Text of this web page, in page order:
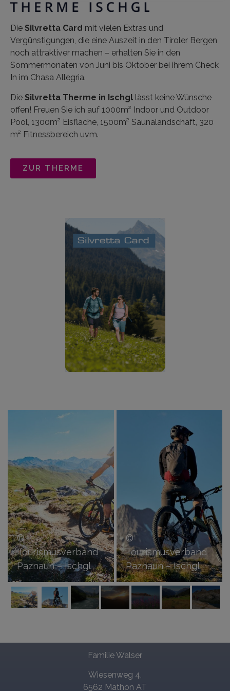
Die Silvretta Card mit vielen Extras und
Vergünstigungen, die eine Auszeit in den Tiroler Bergen
noch attraktiver machen – erhalten Sie in den
Sommermonaten von Juni bis Oktober bei ihrem Check
In im Chasa Allegria.
Die Silvretta Therme in Ischgl lässt keine Wünsche
offen! Freuen Sie ich auf 1000m² Indoor und Outdoor
Pool, 1300m² Eisfläche, 1500m² Saunalandschaft, 320
m² Fitnessbereich uvm.
ZUR THERME
©
Tourismusverband
Paznaun – Ischgl
©
Tourismusverband
Paznaun – Ischgl
Familie Walser
Wiesenweg 4,
6562 Mathon AT